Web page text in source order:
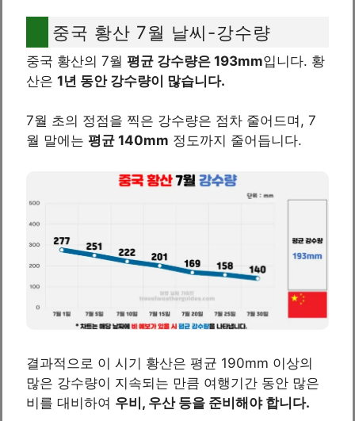
중국 황산 7월 날씨-강수량
중국 황산의 7월 평균 강수량은 193mm입니다. 황
산은 1년 동안 강수량이 많습니다.
7월 초의 정점을 찍은 강수량은 점차 줄어드며, 7
월 말에는 평균 140mm 정도까지 줄어듭니다.
결과적으로 이 시기 황산은 평균 190mm 이상의
많은 강수량이 지속되는 만큼 여행기간 동안 많은
비를 대비하여 우비, 우산 등을 준비해야 합니다.